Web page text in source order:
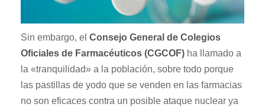
Sin embargo, el Consejo General de Colegios
Oficiales de Farmacéuticos (CGCOF) ha llamado a
la «tranquilidad» a la población, sobre todo porque
las pastillas de yodo que se venden en las farmacias
no son eficaces contra un posible ataque nuclear ya